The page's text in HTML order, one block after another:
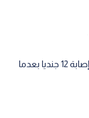
أعلن المتحدث باسم جيش الاحتلال الإسرائيلي، إصابة 12 جنديا بعدما